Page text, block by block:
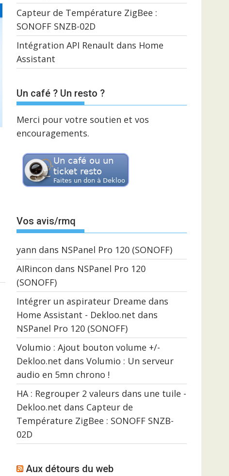
Capteur de Température ZigBee :
SONOFF SNZB-02D
Intégration API Renault dans Home
Assistant
Un café ? Un resto ?
Merci pour votre soutien et vos
encouragements.
Vos avis/rmq
yann dans NSPanel Pro 120 (SONOFF)
AIRincon dans NSPanel Pro 120
(SONOFF)
Intégrer un aspirateur Dreame dans
Home Assistant - Dekloo.net dans
NSPanel Pro 120 (SONOFF)
Volumio : Ajout bouton volume +/-
Dekloo.net dans Volumio : Un serveur
audio en 5mn chrono !
HA : Regrouper 2 valeurs dans une tuile -
Dekloo.net dans Capteur de
Température ZigBee : SONOFF SNZB-
02D
Aux détours du web